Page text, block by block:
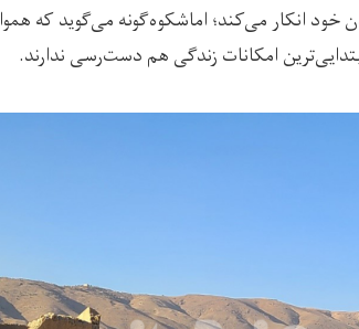
انکار می‌کند؛ اماشکوه‌گونه می‌گوید که
امکانات زندگی هم دست‌رسی ندارند.